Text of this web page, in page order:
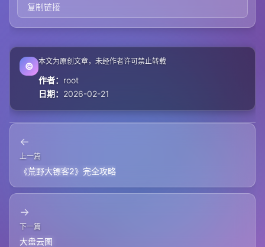
复制链接
© 本文为原创文章，未经作者许可禁止转载
作者： root
日期： 2026-02-21
←
上一篇
《荒野大镖客2》完全攻略
→
下一篇
大盘云图